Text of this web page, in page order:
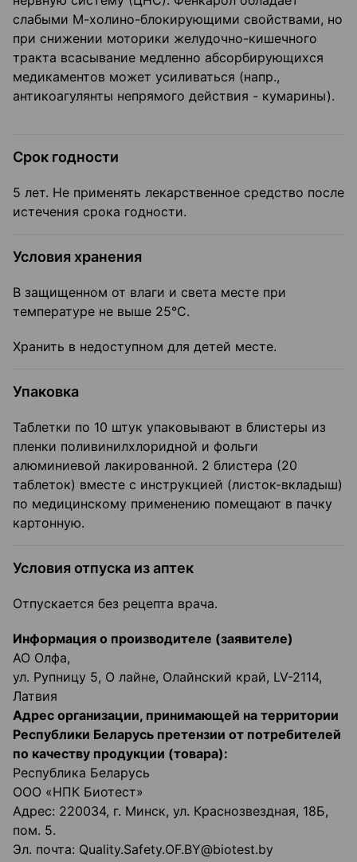
слабыми М-холино-блокирующими свойствами, но
при снижении моторики желудочно-кишечного
тракта всасывание медленно абсорбирующихся
медикаментов может усиливаться (напр.,
антикоагулянты непрямого действия - кумарины).
Срок годности
5 лет. Не применять лекарственное средство после
истечения срока годности.
Условия хранения
В защищенном от влаги и света месте при
температуре не выше 25°C.
Хранить в недоступном для детей месте.
Упаковка
Таблетки по 10 штук упаковывают в блистеры из
пленки поливинилхлоридной и фольги
алюминиевой лакированной. 2 блистера (20
таблеток) вместе с инструкцией (листок-вкладыш)
по медицинскому применению помещают в пачку
картонную.
Условия отпуска из аптек
Отпускается без рецепта врача.
Информация о производителе (заявителе)
АО Олфа,
ул. Рупницу 5, О лайне, Олайнский край, LV-2114,
Латвия
Адрес организации, принимающей на территории
Республики Беларусь претензии от потребителей
по качеству продукции (товара):
Республика Беларусь
ООО «НПК Биотест»
Адрес: 220034, г. Минск, ул. Краснозвездная, 18Б,
пом. 5.
Эл. почта: Quality.Safety.OF.BY@biotest.by